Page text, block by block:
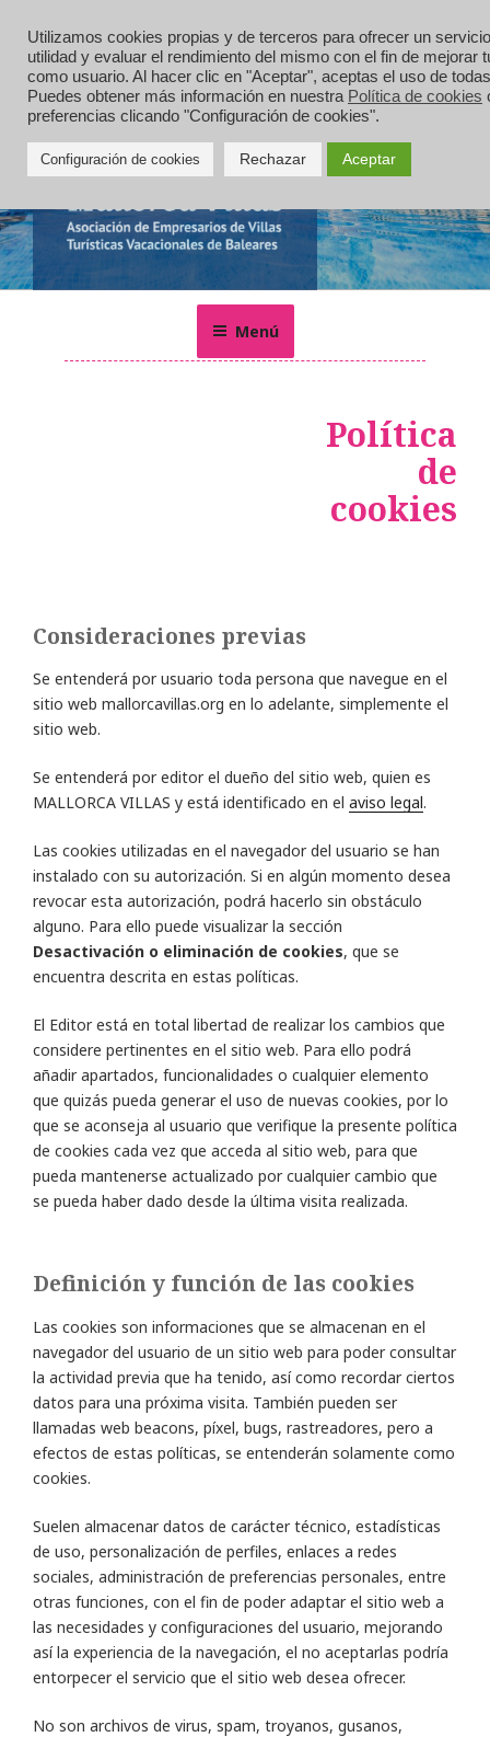
contenido
MALLORCA VILLAS
Alquiler de villas, chalets, casas rurales y apartamentos de
vacaciones en Mallorca
Menú
Política
de
cookies
Consideraciones previas
Se entenderá por usuario toda persona que navegue en el
sitio web mallorcavillas.org en lo adelante, simplemente el
sitio web.
Se entenderá por editor el dueño del sitio web, quien es
MALLORCA VILLAS y está identificado en el aviso legal.
Las cookies utilizadas en el navegador del usuario se han
instalado con su autorización. Si en algún momento desea
revocar esta autorización, podrá hacerlo sin obstáculo
alguno. Para ello puede visualizar la sección
Desactivación o eliminación de cookies, que se
encuentra descrita en estas políticas.
El Editor está en total libertad de realizar los cambios que
considere pertinentes en el sitio web. Para ello podrá
añadir apartados, funcionalidades o cualquier elemento
que quizás pueda generar el uso de nuevas cookies, por lo
que se aconseja al usuario que verifique la presente política
de cookies cada vez que acceda al sitio web, para que
pueda mantenerse actualizado por cualquier cambio que
se pueda haber dado desde la última visita realizada.
Definición y función de las cookies
Las cookies son informaciones que se almacenan en el
navegador del usuario de un sitio web para poder consultar
la actividad previa que ha tenido, así como recordar ciertos
datos para una próxima visita. También pueden ser
llamadas web beacons, píxel, bugs, rastreadores, pero a
efectos de estas políticas, se entenderán solamente como
cookies.
Suelen almacenar datos de carácter técnico, estadísticas
de uso, personalización de perfiles, enlaces a redes
sociales, administración de preferencias personales, entre
otras funciones, con el fin de poder adaptar el sitio web a
las necesidades y configuraciones del usuario, mejorando
así la experiencia de la navegación, el no aceptarlas podría
entorpecer el servicio que el sitio web desea ofrecer.
No son archivos de virus, spam, troyanos, gusanos,
Utilizamos cookies propias y de terceros para ofrecer un
utilidad y evaluar el rendimiento del mismo con el fin de mejorar
como usuario. Al hacer clic en "Aceptar", aceptas el uso de
Puedes obtener más información en nuestra Política de cookies
preferencias clicando "Configuración de cookies".
Configuración de cookies Rechazar Aceptar